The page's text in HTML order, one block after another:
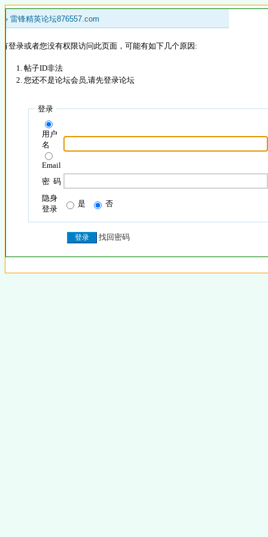
» 雷锋精英论坛876557.com
登录或者您没有权限访问此页面，可能有如下几个原因:
帖子ID非法
您还不是论坛会员,请先登录论坛
登录
用户
名
Email
密 码
隐身
登录
是 否
找回密码